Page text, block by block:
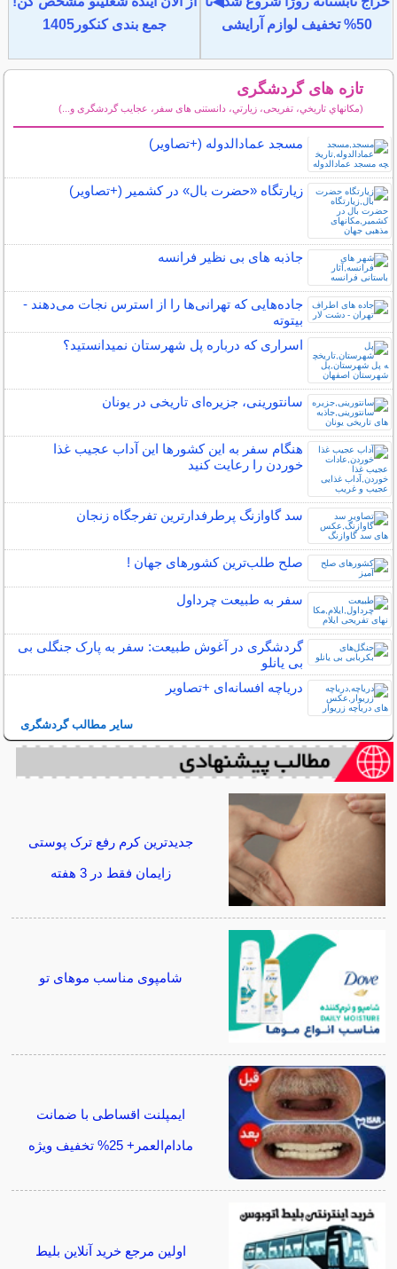
50% تخفیف لوازم آرایشی
جمع بندی کنکور1405
تازه های گردشگری
(مكانهاي تاريخي، تفریحی، زيارتي، دانستنی های سفر، عجایب گردشگری و...)
مسجد عمادالدوله (+تصاویر)
زیارتگاه «حضرت بال» در کشمیر (+تصاویر)
جاذبه های بی نظیر فرانسه
جاده‌هایی که تهرانی‌ها را از استرس نجات می‌دهند -
بیتوته
اسراری که درباره پل شهرستان نمیدانستید؟
سانتورینی، جزیره‌ای تاریخی در یونان
هنگام سفر به این کشورها این آداب عجیب غذا
خوردن را رعایت کنید
سد گاوازنگ پرطرفدارترین تفرجگاه زنجان
صلح‌ طلب‌ترین کشورهای جهان !
سفر به طبیعت چرداول
گردشگری در آغوش طبیعت: سفر به پارک جنگلی بی
بی یانلو
دریاچه افسانه‌ای +تصاویر
سایر مطالب گردشگری
جدیدترین کرم رفع ترک پوستی
زایمان فقط در 3 هفته
شامپوی مناسب موهای تو
ایمپلنت اقساطی با ضمانت
مادام‌العمر+ 25% تخفیف ویژه
اولین مرجع خرید آنلاین بلیط